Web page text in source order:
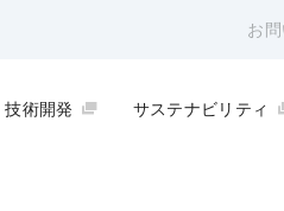
お
技術開発 サステナビリティ